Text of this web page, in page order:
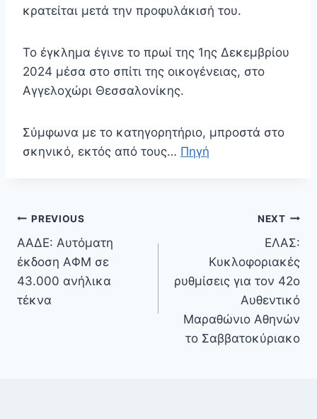
κρατείται μετά την προφυλάκισή του.
Το έγκλημα έγινε το πρωί της 1ης Δεκεμβρίου
2024 μέσα στο σπίτι της οικογένειας, στο
Αγγελοχώρι Θεσσαλονίκης.
Σύμφωνα με το κατηγορητήριο, μπροστά στο
σκηνικό, εκτός από τους… Πηγή
Πλοήγηση
άρθρων
PREVIOUS
ΑΑΔΕ: Αυτόματη
έκδοση ΑΦΜ σε
43.000 ανήλικα
τέκνα
NEXT
ΕΛΑΣ:
Κυκλοφοριακές
ρυθμίσεις για τον 42ο
Αυθεντικό
Μαραθώνιο Αθηνών
το Σαββατοκύριακο